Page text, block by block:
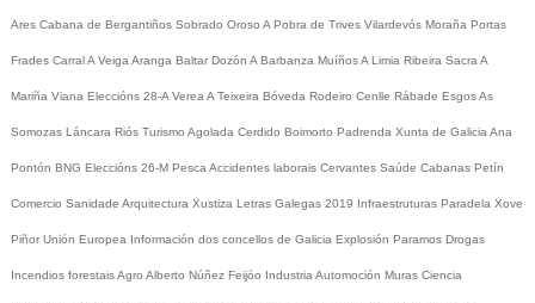
Ares Cabana de Bergantiños Sobrado Oroso A Pobra de Trives Vilardevós Moraña Portas
Frades CarralA Veiga Aranga Baltar Dozón A Barbanza MuíñosA Limia Ribeira Sacra A
Mariña Viana Eleccións 28-A Verea A Teixeira Bóveda Rodeiro Cenlle Rábade EsgosAs
Somozas Láncara Riós Turismo Agolada Cerdido Boimorto Padrenda Xunta de Galicia Ana
Pontón BNG Eleccións 26-M Pesca Accidentes laborais Cervantes Saúde Cabanas Petín
Comercio Sanidade Arquitectura Xustiza Letras Galegas 2019 Infraestruturas Paradela Xove
Piñor Unión Europea Información dos concellos de Galicia Explosión Paramos Drogas
Incendios forestaisAgro Alberto Núñez Feijóo Industria Automoción Muras Ciencia